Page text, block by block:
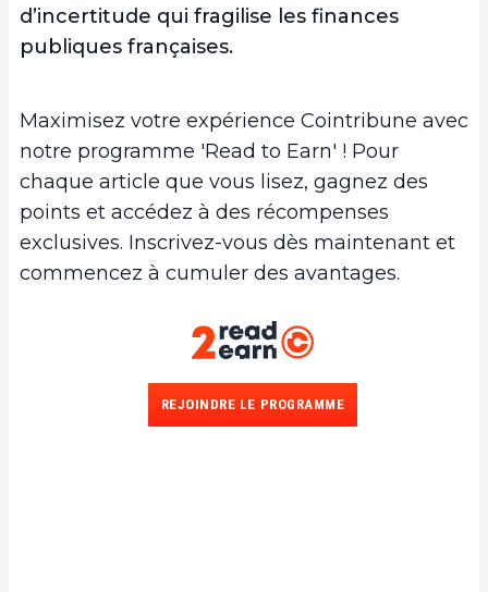
d’incertitude qui fragilise les finances
publiques françaises.
Maximisez votre expérience Cointribune avec
notre programme 'Read to Earn' ! Pour
chaque article que vous lisez, gagnez des
points et accédez à des récompenses
exclusives. Inscrivez-vous dès maintenant et
commencez à cumuler des avantages.
REJOINDRE LE PROGRAMME